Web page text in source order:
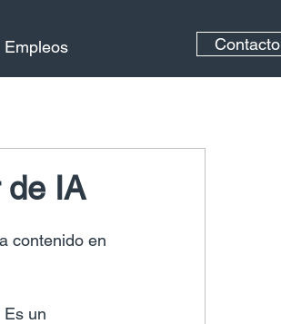
Empleos Contacto
de IA
contenido en
un